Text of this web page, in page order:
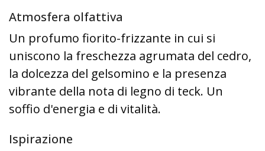
Atmosfera olfattiva
Un profumo fiorito-frizzante in cui si
uniscono la freschezza agrumata del cedro,
la dolcezza del gelsomino e la presenza
vibrante della nota di legno di teck. Un
soffio d'energia e di vitalità.
Ispirazione